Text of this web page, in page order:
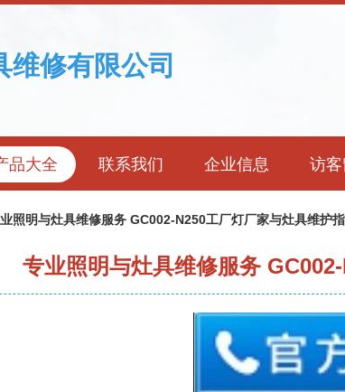
修有限公司
品大全 联系我们 企业信息 访
照明与灶具维修服务 GC002-N250工厂灯厂家与灶具维护
专业照明与灶具维修服务